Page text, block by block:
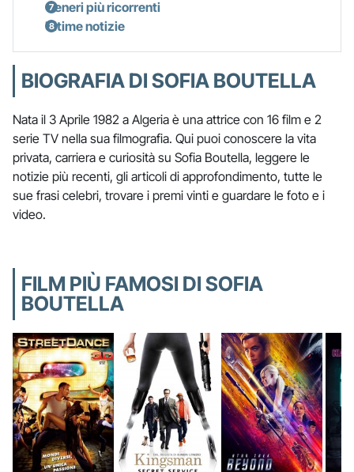
Generi più ricorrenti
Ultime notizie
BIOGRAFIA DI SOFIA BOUTELLA
Nata il 3 Aprile 1982 a Algeria è una attrice con 16 film e 2
serie TV nella sua filmografia. Qui puoi conoscere la vita
privata, carriera e curiosità su Sofia Boutella, leggere le
notizie più recenti, gli articoli di approfondimento, tutte le
sue frasi celebri, trovare i premi vinti e guardare le foto e i
video.
FILM PIÙ FAMOSI DI SOFIA
BOUTELLA